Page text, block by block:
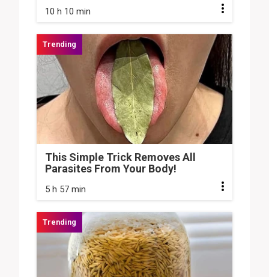
10 h 10 min
This Simple Trick Removes All
Parasites From Your Body!
5 h 57 min